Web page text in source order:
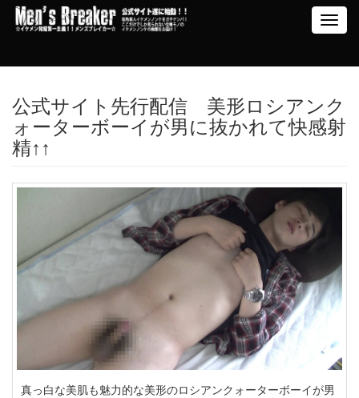
公式サイト先行配信 美形ロシアンク
ォーターボーイが男に抜かれて快感射
精↑↑
真っ白な美肌も魅力的な美形のロシアンクォーターボーイが男